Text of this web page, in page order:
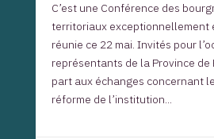
C’est une Conférence des
territoriaux exceptionnellement
réunie ce 22 mai. Invités pour
représentants de la Province de
part aux échanges concernant
réforme de l’institution...